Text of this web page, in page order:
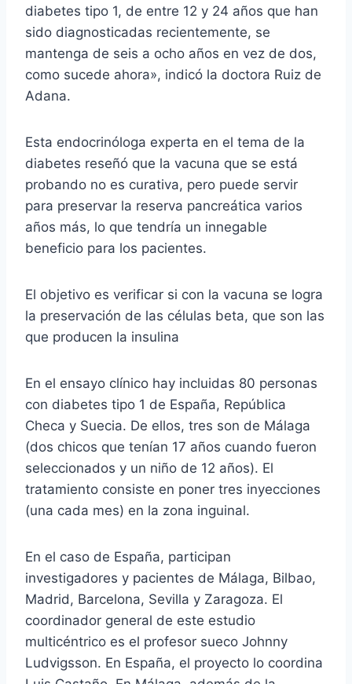
diabetes tipo 1, de entre 12 y 24 años que han
sido diagnosticadas recientemente, se
mantenga de seis a ocho años en vez de dos,
como sucede ahora», indicó la doctora Ruiz de
Adana.
Esta endocrinóloga experta en el tema de la
diabetes reseñó que la vacuna que se está
probando no es curativa, pero puede servir
para preservar la reserva pancreática varios
años más, lo que tendría un innegable
beneficio para los pacientes.
El objetivo es verificar si con la vacuna se logra
la preservación de las células beta, que son las
que producen la insulina
En el ensayo clínico hay incluidas 80 personas
con diabetes tipo 1 de España, República
Checa y Suecia. De ellos, tres son de Málaga
(dos chicos que tenían 17 años cuando fueron
seleccionados y un niño de 12 años). El
tratamiento consiste en poner tres inyecciones
(una cada mes) en la zona inguinal.
En el caso de España, participan
investigadores y pacientes de Málaga, Bilbao,
Madrid, Barcelona, Sevilla y Zaragoza. El
coordinador general de este estudio
multicéntrico es el profesor sueco Johnny
Ludvigsson. En España, el proyecto lo coordina